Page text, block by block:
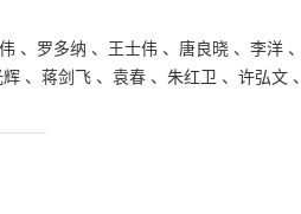
、 罗多纳 、 王士伟 、 唐良晓 、 李洋 、
辉 、 蒋剑飞 、 袁春 、 朱红卫 、 许弘文 、